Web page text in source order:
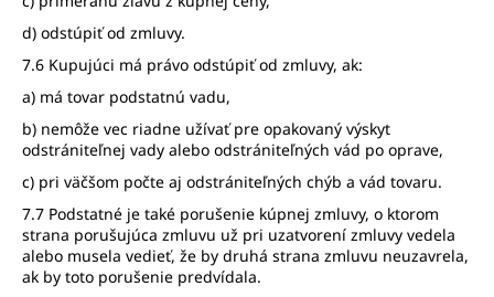
d) odstúpiť od zmluvy.
7.6 Kupujúci má právo odstúpiť od zmluvy, ak:
a) má tovar podstatnú vadu,
b) nemôže vec riadne užívať pre opakovaný výskyt
odstrániteľnej vady alebo odstrániteľných vád po oprave,
c) pri väčšom počte aj odstrániteľných chýb a vád tovaru.
7.7 Podstatné je také porušenie kúpnej zmluvy, o ktorom
strana porušujúca zmluvu už pri uzatvorení zmluvy vedela
alebo musela vedieť, že by druhá strana zmluvu neuzavrela,
ak by toto porušenie predvídala.